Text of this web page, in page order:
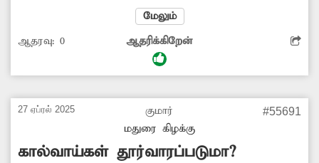
இதனால் கழிவுநீர் தேங்கி நிற்கிறது. துர்நாற்றம்
வீசுவதால் அந்த வழியாக செல்லும்
பொதுமக்கள் அவதிப்படுகிறார்கள். எனவே
சாக்கடை கால்வாயை தூர்வார சம்பந்தப்பட்ட
மேலும்
ஆதரவு: 0 ஆதரிக்கிறேன்
27 ஏப்ரல் 2025
குமார்
மதுரை கிழக்கு
#55691
கால்வாய்கள் தூர்வாரப்படுமா?